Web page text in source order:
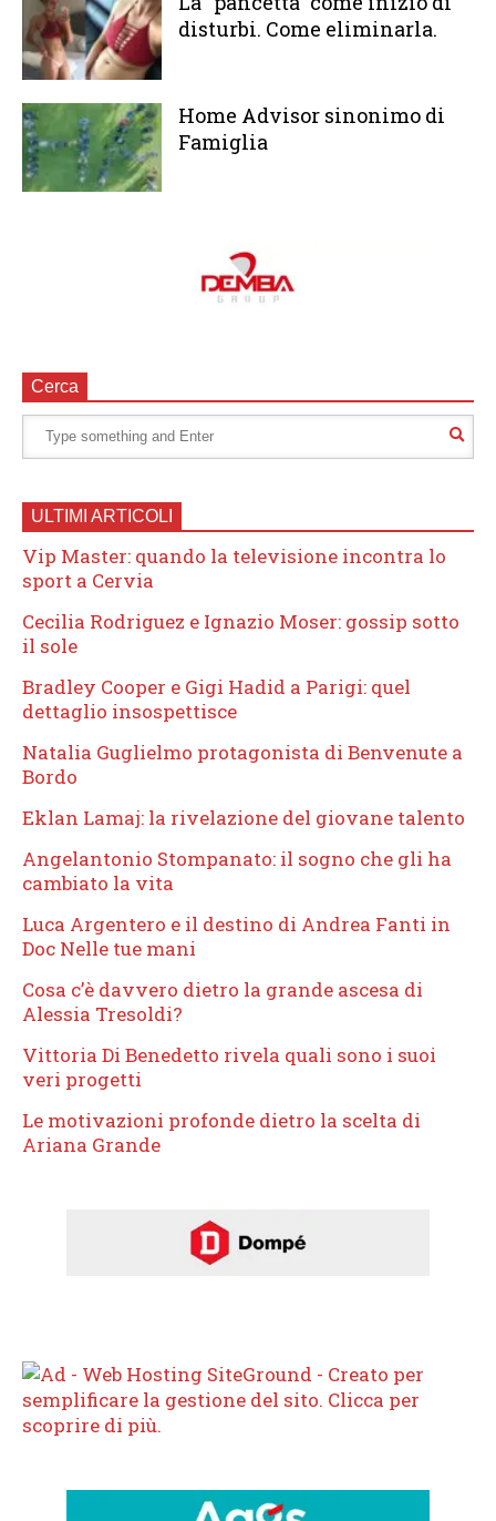
disturbi. Come eliminarla.
Home Advisor sinonimo di
Famiglia
Cerca
ULTIMI ARTICOLI
Vip Master: quando la televisione incontra lo
sport a Cervia
Cecilia Rodriguez e Ignazio Moser: gossip sotto
il sole
Bradley Cooper e Gigi Hadid a Parigi: quel
dettaglio insospettisce
Natalia Guglielmo protagonista di Benvenute a
Bordo
Eklan Lamaj: la rivelazione del giovane talento
Angelantonio Stompanato: il sogno che gli ha
cambiato la vita
Luca Argentero e il destino di Andrea Fanti in
Doc Nelle tue mani
Cosa c’è davvero dietro la grande ascesa di
Alessia Tresoldi?
Vittoria Di Benedetto rivela quali sono i suoi
veri progetti
Le motivazioni profonde dietro la scelta di
Ariana Grande